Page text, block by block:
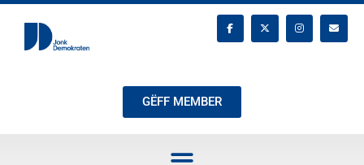
GËFF MEMBER